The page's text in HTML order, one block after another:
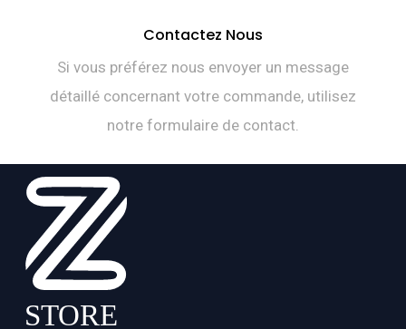
Contactez Nous
Si vous préférez nous envoyer un message
détaillé concernant votre commande, utilisez
notre formulaire de contact.